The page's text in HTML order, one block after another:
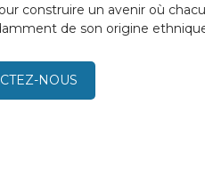
construire un avenir où
de son origine
NOUS